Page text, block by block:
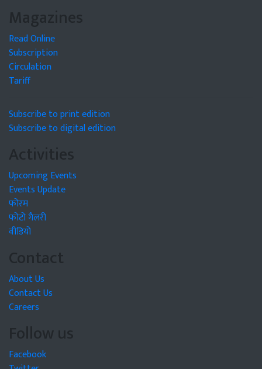
Magazines
Read Online
Subscription
Circulation
Tariff
Subscribe to print edition
Subscribe to digital edition
Activities
Upcoming Events
Events Update
फोरम
फोटो गैलरी
वीडियो
Contact
About Us
Contact Us
Careers
Follow us
Facebook